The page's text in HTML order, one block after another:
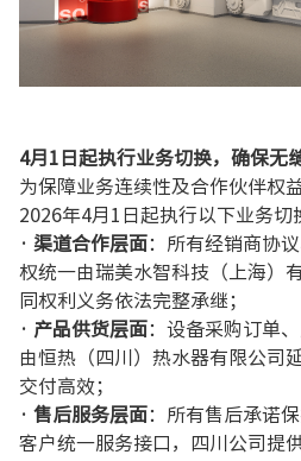
4月1日起执行业务切换，确保无
为保障业务连续性及合作伙伴权
2026年4月1日起执行以下业务切
· 渠道合作层面 ：所有经销商协
权统一由瑞美水智科技（上海）
同权利义务依法完整承继；
· 产品供货层面 ：设备采购订单
由恒热（四川）热水器有限公司
交付高效；
· 售后服务层面 ：所有售后承诺
客户统一服务接口，四川公司提